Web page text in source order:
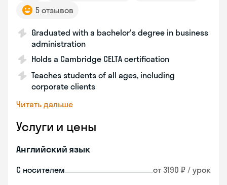
5 отзывов
Graduated with a bachelor's degree in business
administration
Holds a Cambridge CELTA certification
Teaches students of all ages, including
corporate clients
Читать дальше
Услуги и цены
Английский язык
С носителем от 3190 ₽ / урок